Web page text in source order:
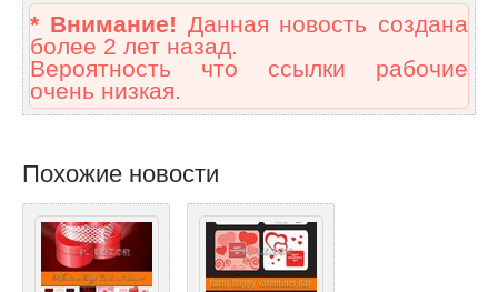
* Внимание! Данная новость создана
более 2 лет назад.
Вероятность что ссылки рабочие
очень низкая.
Похожие новости